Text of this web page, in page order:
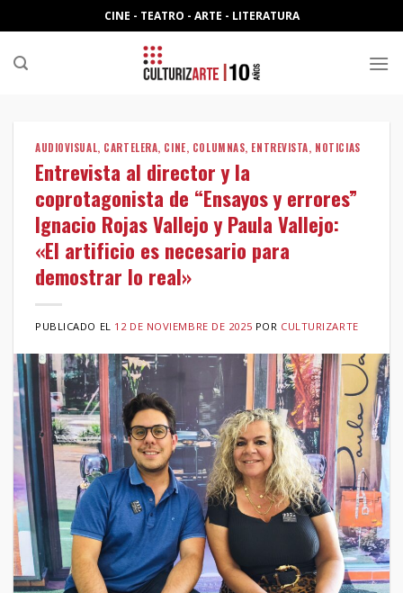
to
content
CINE - TEATRO - ARTE - LITERATURA
AUDIOVISUAL, CARTELERA, CINE, COLUMNAS, ENTREVISTA, NOTICIAS
Entrevista al director y la
coprotagonista de “Ensayos y errores”
Ignacio Rojas Vallejo y Paula Vallejo:
«El artificio es necesario para
demostrar lo real»
PUBLICADO EL 12 DE NOVIEMBRE DE 2025 POR CULTURIZARTE